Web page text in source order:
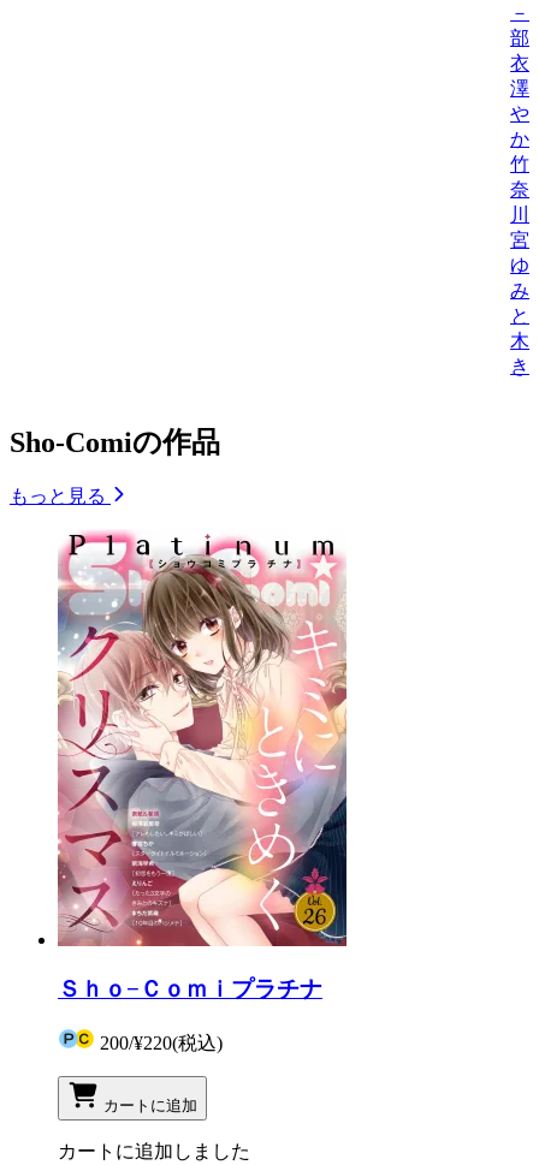
－
部/
衣
澤
や
か
竹
奈
川
宮
ゆ
み
と
木
き
Sho-Comiの作品
もっと見る
Ｓｈｏ−Ｃｏｍｉプラチナ
200/¥220(税込)
カートに追加
カートに追加しました